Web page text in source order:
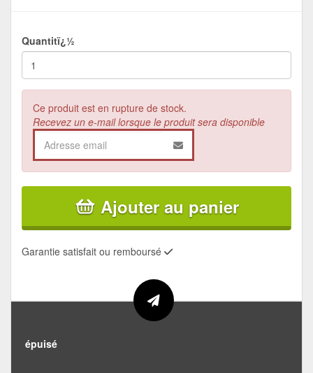
Quantitï¿½
Ce produit est en rupture de stock.
Recevez un e-mail lorsque le produit sera disponible
Ajouter au panier
Garantie satisfait ou remboursé
épuisé